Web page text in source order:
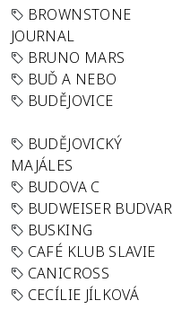
BROWNSTONE
JOURNAL
BRUNO MARS
BUĎ A NEBO
BUDĚJOVICE
BUDĚJOVICKÝ
MAJÁLES
BUDOVA C
BUDWEISER BUDVAR
BUSKING
CAFÉ KLUB SLAVIE
CANICROSS
CECÍLIE JÍLKOVÁ